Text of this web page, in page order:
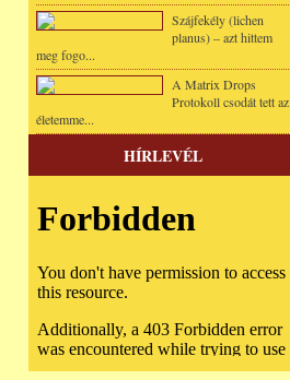
Szájfekély (lichen
planus) – azt hittem
meg fogo...
A Matrix Drops
Protokoll csodát tett az
életemme...
HÍRLEVÉL